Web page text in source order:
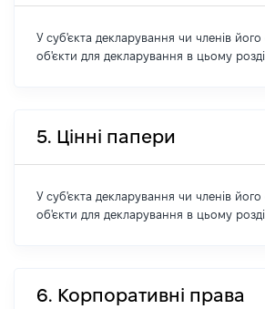
У суб'єкта декларування чи членів його
об'єкти для декларування в цьому
5. Цінні папери
У суб'єкта декларування чи членів його
об'єкти для декларування в цьому
6. Корпоративні права